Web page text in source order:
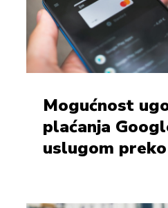
Mogućnost
plaćanja
uslugom